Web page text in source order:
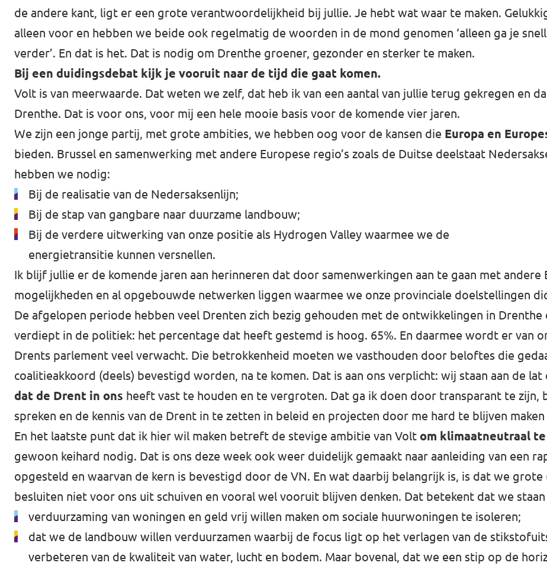
de andere kant, ligt er een grote verantwoordelijkheid bij jullie. Je hebt wat waar te maken.
alleen voor en hebben we beide ook regelmatig de woorden in de mond genomen ‘alleen ga je
verder’. En dat is het. Dat is nodig om Drenthe groener, gezonder en sterker te maken.
Bij een duidingsdebat kijk je vooruit naar de tijd die gaat komen.
Volt is van meerwaarde. Dat weten we zelf, dat heb ik van een aantal van jullie terug gekregen en
Drenthe. Dat is voor ons, voor mij een hele mooie basis voor de komende vier jaren.
We zijn een jonge partij, met grote ambities, we hebben oog voor de kansen die Europa en
bieden. Brussel en samenwerking met andere Europese regio’s zoals de Duitse deelstaat
hebben we nodig:
Bij de realisatie van de Nedersaksenlijn;
Bij de stap van gangbare naar duurzame landbouw;
Bij de verdere uitwerking van onze positie als Hydrogen Valley waarmee we de
energietransitie kunnen versnellen.
Ik blijf jullie er de komende jaren aan herinneren dat door samenwerkingen aan te gaan met andere
mogelijkheden en al opgebouwde netwerken liggen waarmee we onze provinciale doelstellingen
De afgelopen periode hebben veel Drenten zich bezig gehouden met de ontwikkelingen in Drenthe
verdiept in de politiek: het percentage dat heeft gestemd is hoog. 65%. En daarmee wordt er van
Drents parlement veel verwacht. Die betrokkenheid moeten we vasthouden door beloftes die
coalitieakkoord (deels) bevestigd worden, na te komen. Dat is aan ons verplicht: wij staan aan de lat
dat de Drent in ons heeft vast te houden en te vergroten. Dat ga ik doen door transparant te zijn,
spreken en de kennis van de Drent in te zetten in beleid en projecten door me hard te blijven
En het laatste punt dat ik hier wil maken betreft de stevige ambitie van Volt om klimaatneutraal te
gewoon keihard nodig. Dat is ons deze week ook weer duidelijk gemaakt naar aanleiding van een
opgesteld en waarvan de kern is bevestigd door de VN. En wat daarbij belangrijk is, is dat we grote
besluiten niet voor ons uit schuiven en vooral wel vooruit blijven denken. Dat betekent dat we
verduurzaming van woningen en geld vrij willen maken om sociale huurwoningen te isoleren;
dat we de landbouw willen verduurzamen waarbij de focus ligt op het verlagen van de
verbeteren van de kwaliteit van water, lucht en bodem. Maar bovenal, dat we een stip op de